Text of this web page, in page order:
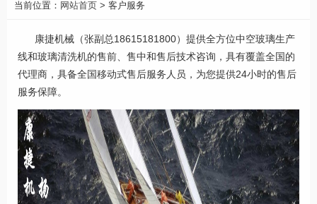
当前位置： 网站首页 > 客户服务
康捷机械（张副总18615181800）提供全方位中空玻璃生产
线和玻璃清洗机的售前、售中和售后技术咨询，具有覆盖全国的
代理商，具备全国移动式售后服务人员，为您提供24小时的售后
服务保障。